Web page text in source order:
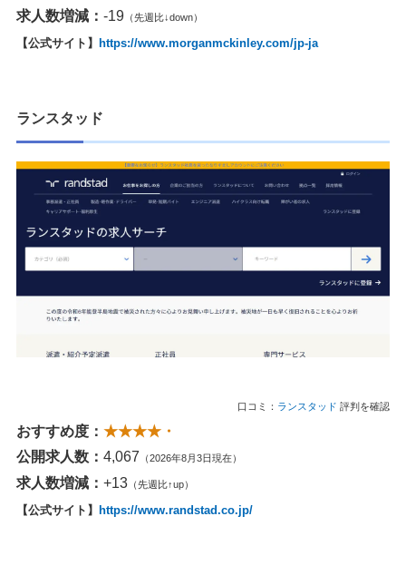
求人数増減： -19 （先週比↓down）
【公式サイト】 https://www.morganmckinley.com/jp-ja
ランスタッド
口コミ： ランスタッド 評判を確認
おすすめ度： ★★★★・
公開求人数： 4,067 （2026年8月3日現在）
求人数増減： +13 （先週比↑up）
【公式サイト】 https://www.randstad.co.jp/